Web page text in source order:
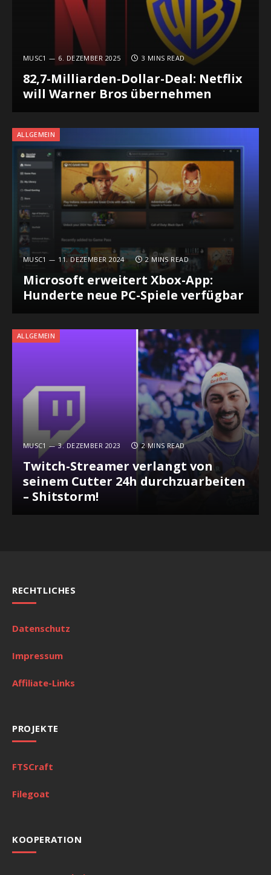
MUSC1 6. DEZEMBER 2025 3 MINS READ
82,7-Milliarden-Dollar-Deal: Netflix
will Warner Bros übernehmen
ALLGEMEIN
MUSC1 11. DEZEMBER 2024 2 MINS READ
Microsoft erweitert Xbox-App:
Hunderte neue PC-Spiele verfügbar
ALLGEMEIN
MUSC1 3. DEZEMBER 2023 2 MINS READ
Twitch-Streamer verlangt von
seinem Cutter 24h durchzuarbeiten
– Shitstorm!
RECHTLICHES
Datenschutz
Impressum
Affiliate-Links
PROJEKTE
FTSCraft
Filegoat
KOOPERATION